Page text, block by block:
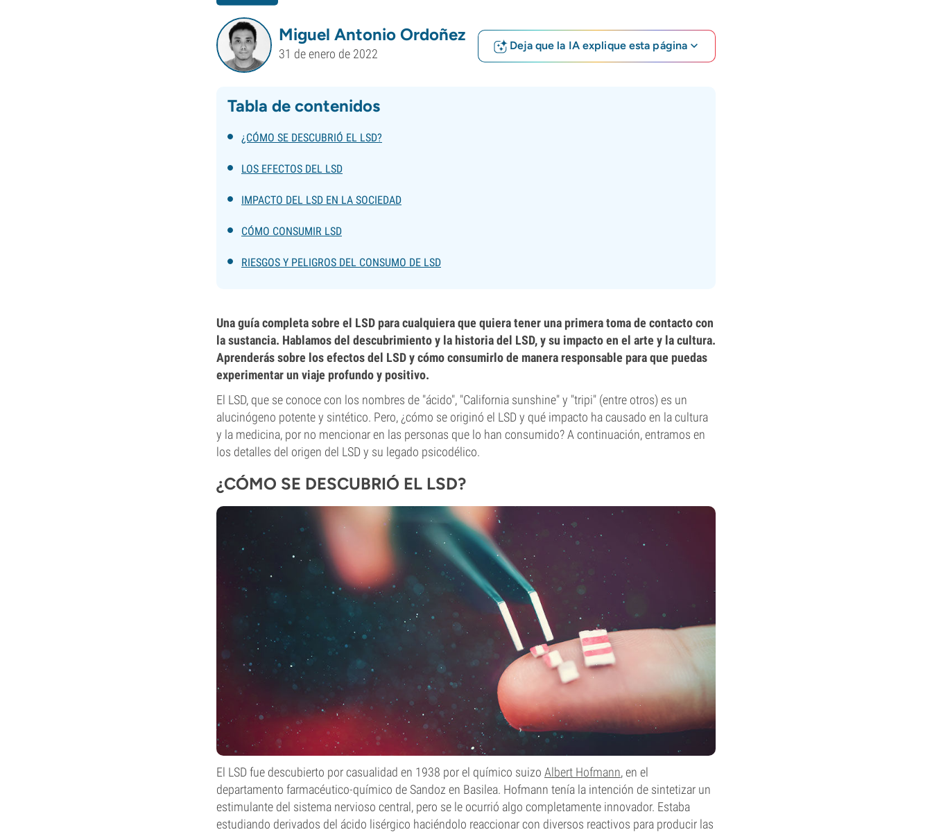
Miguel Antonio Ordoñez
31 de enero de 2022
Deja que la IA explique esta página
Tabla de contenidos
¿CÓMO SE DESCUBRIÓ EL LSD?
LOS EFECTOS DEL LSD
IMPACTO DEL LSD EN LA SOCIEDAD
CÓMO CONSUMIR LSD
RIESGOS Y PELIGROS DEL CONSUMO DE LSD
Una guía completa sobre el LSD para cualquiera que quiera tener una primera toma de contacto con
la sustancia. Hablamos del descubrimiento y la historia del LSD, y su impacto en el arte y la cultura.
Aprenderás sobre los efectos del LSD y cómo consumirlo de manera responsable para que puedas
experimentar un viaje profundo y positivo.
El LSD, que se conoce con los nombres de "ácido", "California sunshine" y "tripi" (entre otros) es un
alucinógeno potente y sintético. Pero, ¿cómo se originó el LSD y qué impacto ha causado en la cultura
y la medicina, por no mencionar en las personas que lo han consumido? A continuación, entramos en
los detalles del origen del LSD y su legado psicodélico.
¿CÓMO SE DESCUBRIÓ EL LSD?
El LSD fue descubierto por casualidad en 1938 por el químico suizo Albert Hofmann, en el
departamento farmacéutico-químico de Sandoz en Basilea. Hofmann tenía la intención de sintetizar un
estimulante del sistema nervioso central, pero se le ocurrió algo completamente innovador. Estaba
estudiando derivados del ácido lisérgico haciéndolo reaccionar con diversos reactivos para producir las